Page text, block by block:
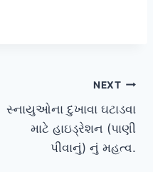
NEXT
સ્નાયુઓના દુખાવા ઘટાડવા
માટે હાઇડ્રેશન (પાણી
પીવાનું) નું મહત્વ.